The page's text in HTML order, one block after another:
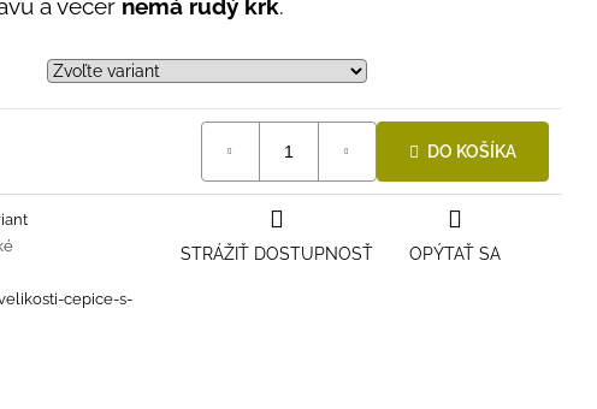
a večer nemá rudý krk.
DO KOŠÍKA
cepice-s-
OPÝTAŤ SA
STRÁŽIŤ DOSTUPNOSŤ